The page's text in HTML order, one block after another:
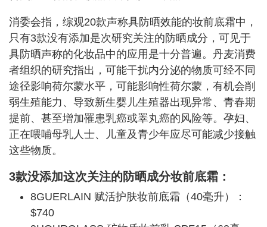
消委会指，综观20款声称具防晒效能的妆前底霜中，
只有3款没有添加是次研究关注的防晒成分，可见于
具防晒声称的化妆品中的应用是十分普遍。丹麦消费
者组织的研究指出，可能干扰内分泌的物质可经不同
途径影响荷尔蒙水平，可能影响性荷尔蒙，有机会削
弱生殖能力、导致新生婴儿生殖器出现异常、青春期
提前、甚至增加罹患乳癌或睪丸癌的风险等。孕妇、
正在喂哺母乳人士、儿童及青少年应尽可能减少接触
这些物质。
3款没添加这次关注的防晒成分妆前底霜：
8GUERLAIN 赋活护肤妆前底霜（40毫升）：
$740